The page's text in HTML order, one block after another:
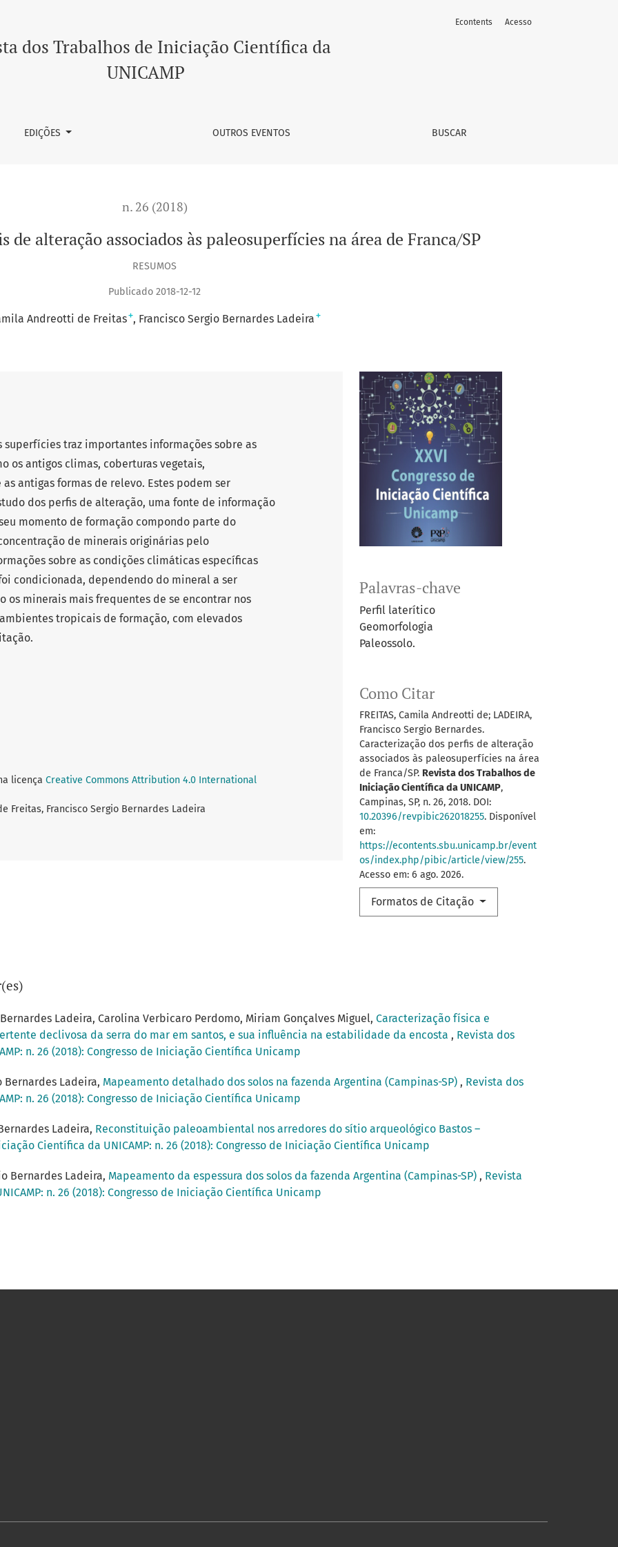
às paleosuperfícies na área de Franca/SP
dos Trabalhos de Iniciação Científica da
UNICAMP
EDIÇÕES OUTROS EVENTOS BUSCAR
Econtents Acesso
n. 26 (2018)
de alteração associados às paleosuperfícies na área de Franca/SP
RESUMOS
Publicado 2018-12-12
Andreotti de Freitas+ Francisco Sergio Bernardes Ladeira +
Palavras-chave
Perfil laterítico
Geomorfologia
Paleossolo.
Como Citar
FREITAS, Camila Andreotti de; LADEIRA,
Francisco Sergio Bernardes.
Caracterização dos perfis de alteração
associados às paleosuperfícies na área
de Franca/SP. Revista dos Trabalhos de
Iniciação Científica da UNICAMP,
Campinas, SP, n. 26, 2018. DOI:
10.20396/revpibic262018255. Disponível
em:
https://econtents.sbu.unicamp.br/event
os/index.php/pibic/article/view/255.
Acesso em: 6 ago. 2026.
Formatos de Citação
superfícies traz importantes informações sobre as
os antigos climas, coberturas vegetais,
antigas formas de relevo. Estes podem ser
dos perfis de alteração, uma fonte de informação
momento de formação compondo parte do
de minerais originárias pelo
sobre as condições climáticas específicas
condicionada, dependendo do mineral a ser
os minerais mais frequentes de se encontrar nos
tropicais de formação, com elevados
licença Creative Commons Attribution 4.0 International
Freitas, Francisco Sergio Bernardes Ladeira
Ladeira, Carolina Verbicaro Perdomo, Miriam Gonçalves Miguel, Caracterização física e
declivosa da serra do mar em santos, e sua influência na estabilidade da encosta , Revista dos
n. 26 (2018): Congresso de Iniciação Científica Unicamp
Bernardes Ladeira, Mapeamento detalhado dos solos na fazenda Argentina (Campinas-SP) , Revista dos
n. 26 (2018): Congresso de Iniciação Científica Unicamp
Ladeira, Reconstituição paleoambiental nos arredores do sítio arqueológico Bastos –
Científica da UNICAMP: n. 26 (2018): Congresso de Iniciação Científica Unicamp
Bernardes Ladeira, Mapeamento da espessura dos solos da fazenda Argentina (Campinas-SP) , Revista
n. 26 (2018): Congresso de Iniciação Científica Unicamp